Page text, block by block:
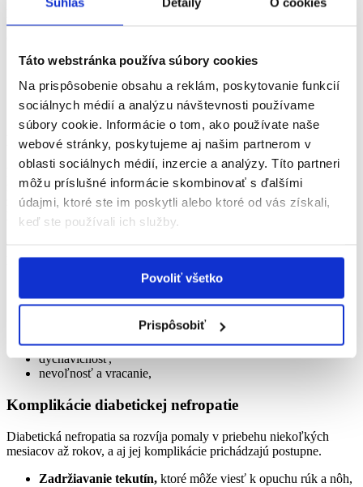
Táto webstránka používa súbory cookies
Na prispôsobenie obsahu a reklám, poskytovanie funkcií
sociálnych médií a analýzu návštevnosti používame
súbory cookie. Informácie o tom, ako používate naše
webové stránky, poskytujeme aj našim partnerom v
oblasti sociálnych médií, inzercie a analýzy. Títo partneri
môžu príslušné informácie skombinovať s ďalšími
údajmi, ktoré ste im poskytli alebo ktoré od vás získali,
keď ste používali ich služby.
Povoliť všetko
Prispôsobiť
pacientom.
30 %diabetikov s cukrovkou 1. typu (nástup v mladom
veku),
10
až
diabetikov s cukrovkou 2. typu (nástup v
dospelosti).
Príznaky ochorenia obličiek
Príznaky poškodenia obličiek sa neobjavia ihneď, preto je dôležité
raz ročne testovať funkciu obličiek. Prvým ukazovateľom
zhoršenej funkcie obličiek sú proteíny v moči, najmä zvýšené
hladiny albumínu a znížená glomerulárna filtrácia (eGFR).
Čo sa týka symptómov, zhoršenú funkciu obličiek môžete
pozorovať ako:
opuchnuté členky, chodidlá, dlane,
krv v moči,
únavu,
dýchavičnosť,
nevoľnosť a vracanie,
Komplikácie diabetickej nefropatie
Diabetická nefropatia sa rozvíja pomaly v priebehu niekoľkých
mesiacov až rokov, a aj jej komplikácie prichádzajú postupne.
Zadržiavanie tekutín, ktoré môže viesť k opuchu rúk a nôh,